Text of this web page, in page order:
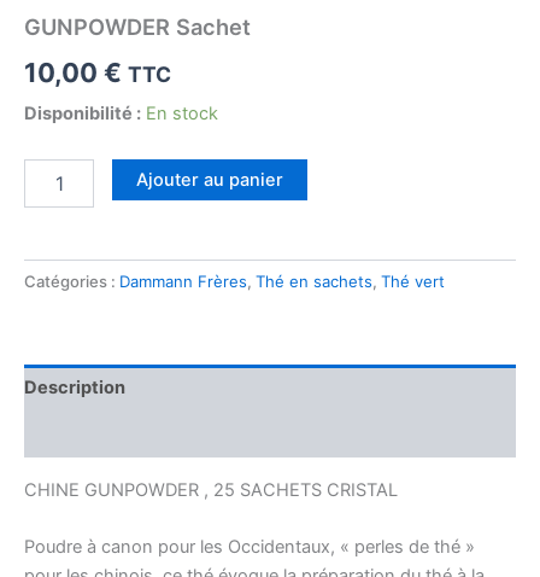
GUNPOWDER Sachet
10,00 € TTC
Disponibilité : En stock
Ajouter au panier
Catégories : Dammann Frères, Thé en sachets, Thé vert
Description
CHINE GUNPOWDER , 25 SACHETS CRISTAL
Poudre à canon pour les Occidentaux, « perles de thé »